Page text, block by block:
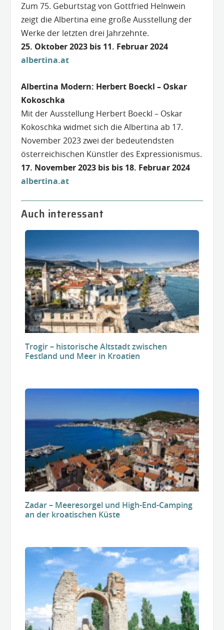
Zum 75. Geburtstag von Gottfried Helnwein
zeigt die Albertina eine große Ausstellung der
Werke der letzten drei Jahrzehnte.
25. Oktober 2023 bis 11. Februar 2024
albertina.at
Albertina Modern: Herbert Boeckl – Oskar
Kokoschka
Mit der Ausstellung Herbert Boeckl – Oskar
Kokoschka widmet sich die Albertina ab 17.
November 2023 zwei der bedeutendsten
österreichischen Künstler des Expressionismus.
17. November 2023 bis bis 18. Februar 2024
albertina.at
Auch interessant
Trogir – historische Altstadt zwischen
Festland und Meer in Kroatien
Zadar – Meeresorgel und High-End-Camping
an der kroatischen Küste